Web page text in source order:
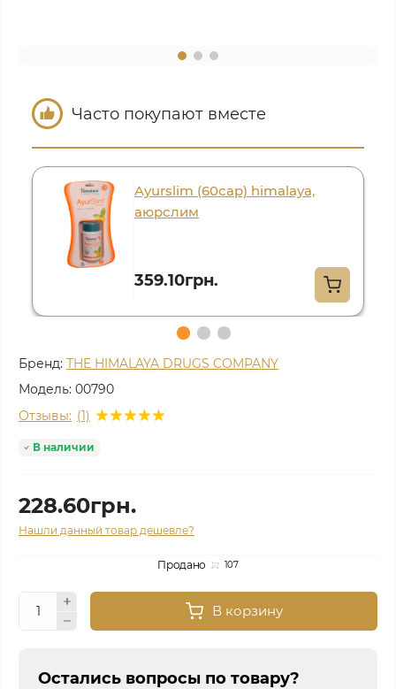
Часто покупают вместе
Ayurslim (60cap) himalaya,
аюрслим
359.10грн.
Бренд: THE HIMALAYA DRUGS COMPANY
Модель: 00790
Отзывы: (1)
В наличии
228.60грн.
Нашли данный товар дешевле?
Продано 107
В корзину
Остались вопросы по товару?